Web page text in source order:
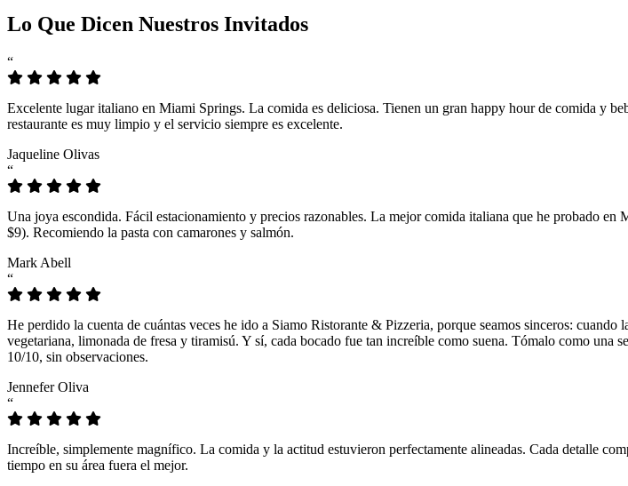
Lo Que Dicen Nuestros Invitados
“
Excelente lugar italiano en Miami Springs. La comida es deliciosa. Tienen un gran happy hour de comida y
restaurante es muy limpio y el servicio siempre es excelente.
Jaqueline Olivas
“
Una joya escondida. Fácil estacionamiento y precios razonables. La mejor comida italiana que he probado
$9). Recomiendo la pasta con camarones y salmón.
Mark Abell
“
He perdido la cuenta de cuántas veces he ido a Siamo Ristorante & Pizzeria, porque seamos sinceros:
vegetariana, limonada de fresa y tiramisú. Y sí, cada bocado fue tan increíble como suena. Tómalo como
10/10, sin observaciones.
Jennefer Oliva
“
Increíble, simplemente magnífico. La comida y la actitud estuvieron perfectamente alineadas. Cada detalle
tiempo en su área fuera el mejor.